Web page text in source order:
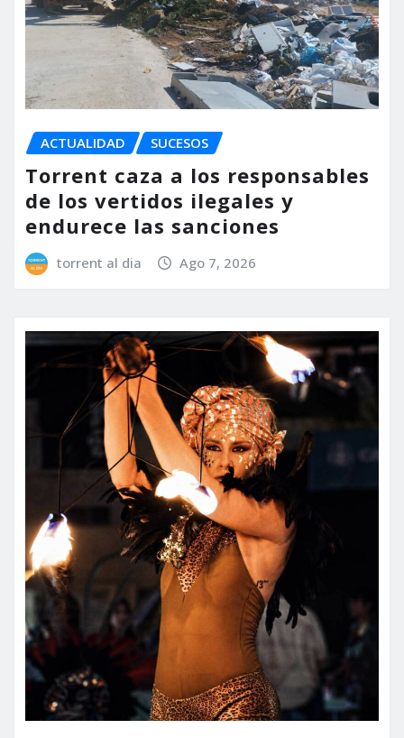
ACTUALIDAD SUCESOS
Torrent caza a los responsables
de los vertidos ilegales y
endurece las sanciones
torrent al dia Ago 7, 2026